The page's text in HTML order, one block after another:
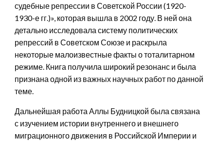
судебные репрессии в Советской России (1920-
1930-е гг.)», которая вышла в 2002 году. В ней она
детально исследовала систему политических
репрессий в Советском Союзе и раскрыла
некоторые малоизвестные факты о тоталитарном
режиме. Книга получила широкий резонанс и была
признана одной из важных научных работ по данной
теме.
Дальнейшая работа Аллы Будницкой была связана
с изучением истории внутреннего и внешнего
миграционного движения в Российской Империи и